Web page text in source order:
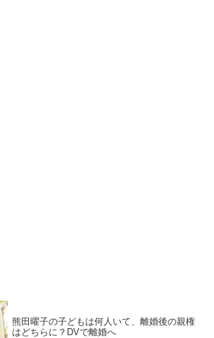
熊田曜子の子どもは何人いて、離婚後の親権
はどちらに？DVで離婚へ